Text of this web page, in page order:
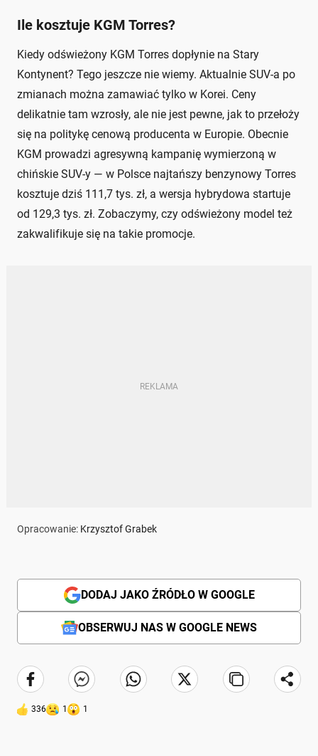
Ile kosztuje KGM Torres?
Kiedy odświeżony KGM Torres dopłynie na Stary
Kontynent? Tego jeszcze nie wiemy. Aktualnie SUV-a po
zmianach można zamawiać tylko w Korei. Ceny
delikatnie tam wzrosły, ale nie jest pewne, jak to przełoży
się na politykę cenową producenta w Europie. Obecnie
KGM prowadzi agresywną kampanię wymierzoną w
chińskie SUV-y — w Polsce najtańszy benzynowy Torres
kosztuje dziś 111,7 tys. zł, a wersja hybrydowa startuje
od 129,3 tys. zł. Zobaczymy, czy odświeżony model też
zakwalifikuje się na takie promocje.
Opracowanie: Krzysztof Grabek
DODAJ JAKO ŹRÓDŁO W GOOGLE
OBSERWUJ NAS W GOOGLE NEWS
336 1 1